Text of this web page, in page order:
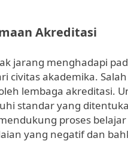
Akreditasi
jarang menghadapi
civitas akademika.
lembaga akreditasi.
standar yang
proses
yang negatif dan